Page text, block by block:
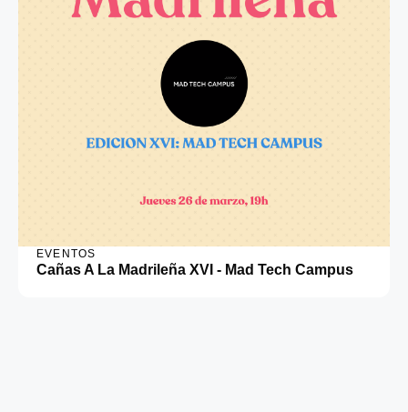
EVENTOS
Cañas A La Madrileña XVI - Mad Tech Campus